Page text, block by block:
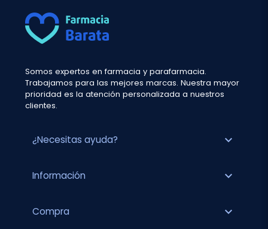
Somos expertos en farmacia y parafarmacia.
Trabajamos para las mejores marcas. Nuestra mayor
prioridad es la atención personalizada a nuestros
clientes.
¿Necesitas ayuda? expand_more
Información expand_more
Compra expand_more